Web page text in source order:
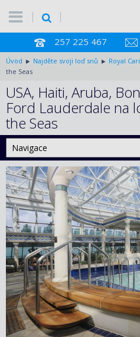
257 225 467
Úvod Najděte svoji loď snů Royal
the Seas
USA, Haiti, Aruba,
Ford Lauderdale na
the Seas